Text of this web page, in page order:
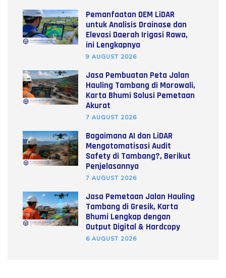
Pemanfaatan DEM LiDAR
untuk Analisis Drainase dan
Elevasi Daerah Irigasi Rawa,
ini Lengkapnya
9 AUGUST 2026
Jasa Pembuatan Peta Jalan
Hauling Tambang di Morowali,
Karta Bhumi Solusi Pemetaan
Akurat
7 AUGUST 2026
Bagaimana AI dan LiDAR
Mengotomatisasi Audit
Safety di Tambang?, Berikut
Penjelasannya
7 AUGUST 2026
Jasa Pemetaan Jalan Hauling
Tambang di Gresik, Karta
Bhumi Lengkap dengan
Output Digital & Hardcopy
6 AUGUST 2026